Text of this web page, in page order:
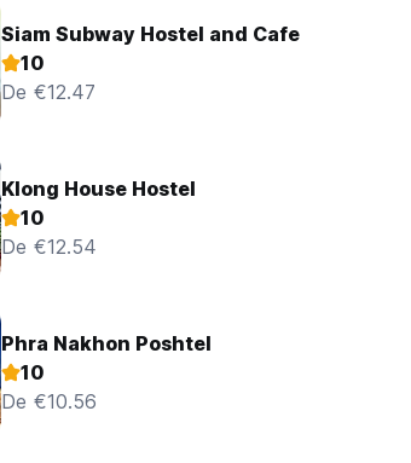
Siam Subway Hostel and Cafe
10
De €12.47
Klong House Hostel
10
De €12.54
Phra Nakhon Poshtel
10
De €10.56